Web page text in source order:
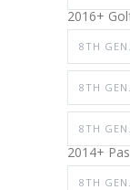
2016+
8TH
8TH
8TH
2014+
8TH